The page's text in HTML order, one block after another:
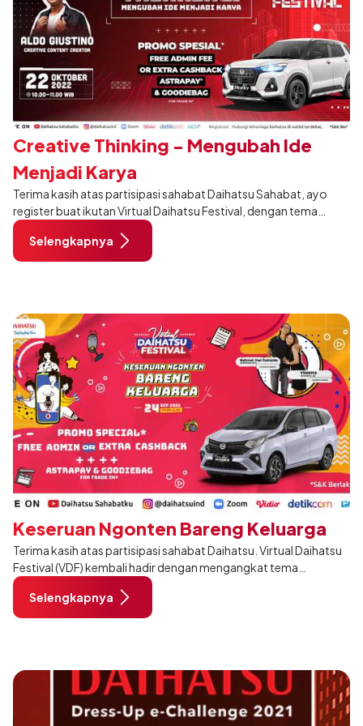
Creative Thinking - Mengubah Ide
Menjadi Karya
Terima kasih atas partisipasi sahabat Daihatsu Sahabat, ayo
register buat ikutan Virtual Daihatsu Festival, dengan tema
Creative Thinking : "Mengubah Ide Menjadi Karya", pembahasan
kali ini akan
Selengkapnya
Keseruan Ngonten Bareng Keluarga
Terima kasih atas partisipasi sahabat Daihatsu. Virtual Daihatsu
Festival (VDF) kembali hadir dengan mengangkat tema
"Keseruan Ngonten Bareng Keluarga" dan event kali ini bakal
lebih seru karena ada y
Selengkapnya